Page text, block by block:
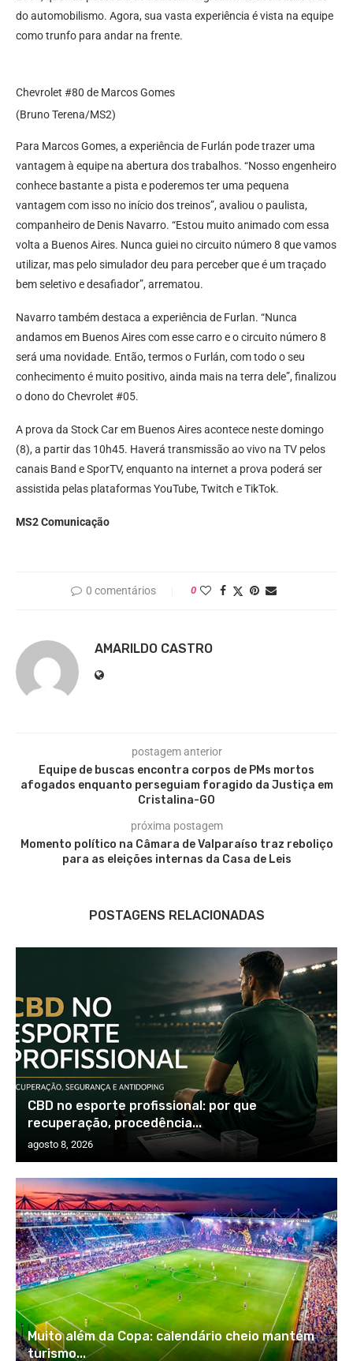
do automobilismo. Agora, sua vasta experiência é vista na equipe
como trunfo para andar na frente.
Chevrolet #80 de Marcos Gomes
(Bruno Terena/MS2)
Para Marcos Gomes, a experiência de Furlán pode trazer uma
vantagem à equipe na abertura dos trabalhos. “Nosso engenheiro
conhece bastante a pista e poderemos ter uma pequena
vantagem com isso no início dos treinos”, avaliou o paulista,
companheiro de Denis Navarro. “Estou muito animado com essa
volta a Buenos Aires. Nunca guiei no circuito número 8 que vamos
utilizar, mas pelo simulador deu para perceber que é um traçado
bem seletivo e desafiador”, arrematou.
Navarro também destaca a experiência de Furlan. “Nunca
andamos em Buenos Aires com esse carro e o circuito número 8
será uma novidade. Então, termos o Furlán, com todo o seu
conhecimento é muito positivo, ainda mais na terra dele”, finalizou
o dono do Chevrolet #05.
A prova da Stock Car em Buenos Aires acontece neste domingo
(8), a partir das 10h45. Haverá transmissão ao vivo na TV pelos
canais Band e SporTV, enquanto na internet a prova poderá ser
assistida pelas plataformas YouTube, Twitch e TikTok.
MS2 Comunicação
0 comentários 0
AMARILDO CASTRO
postagem anterior
Equipe de buscas encontra corpos de PMs mortos
afogados enquanto perseguiam foragido da Justiça em
Cristalina-GO
próxima postagem
Momento político na Câmara de Valparaíso traz reboliço
para as eleições internas da Casa de Leis
POSTAGENS RELACIONADAS
CBD no esporte profissional: por que
recuperação, procedência...
agosto 8, 2026
Muito além da Copa: calendário cheio mantém
turismo...